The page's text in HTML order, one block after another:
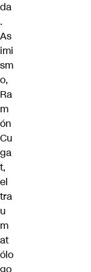
da
.
As
imi
sm
o,
Ra
m
ón
Cu
ga
t,
el
tra
u
m
at
ólo
go